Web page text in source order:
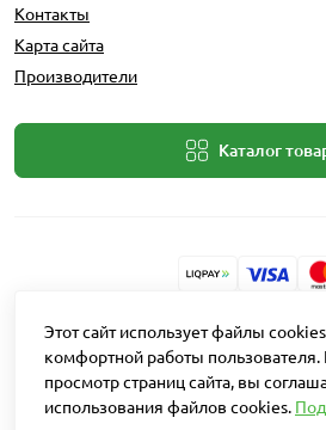
Контакты
Карта сайта
Производители
Каталог
Разработчик: Intent
Работает наOpenCart
Агро Рітейл ©
Этот сайт использует файлы
комфортной работы
просмотр страниц сайта, вы
использования файлов cookies.